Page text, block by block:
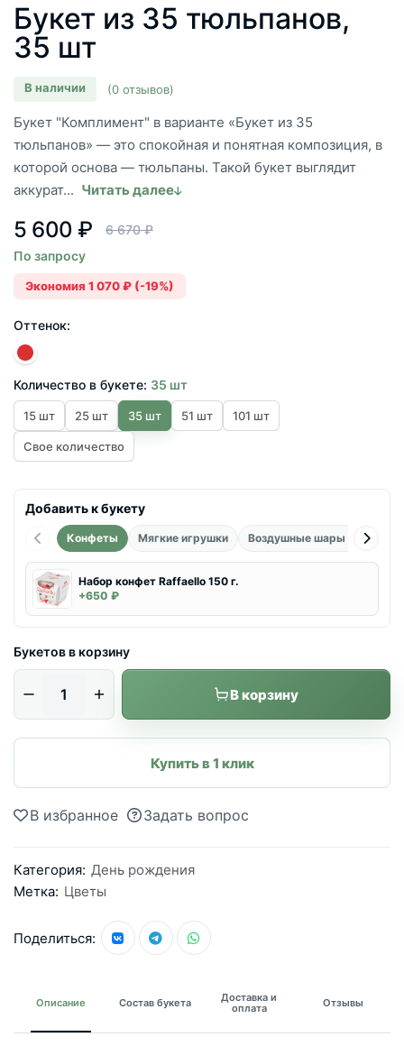
Букет из 35 тюльпанов,
35 шт
В наличии (0 отзывов)
Букет "Комплимент" в варианте «Букет из 35
тюльпанов» — это спокойная и понятная композиция, в
которой основа — тюльпаны. Такой букет выглядит
аккурат... Читать далее
5 600 ₽
6 670 ₽
По запросу
Экономия 1 070 ₽ (-19%)
Оттенок:
Количество в букете: 35 шт
15 шт 25 шт 35 шт 51 шт 101 шт
Свое количество
Добавить к букету
Конфеты Мягкие игрушки Воздушные шары
Набор конфет Raffaello 150 г.
+650 ₽
Букетов в корзину
В корзину
Купить в 1 клик
В избранное Задать вопрос
Категория: День рождения
Метка: Цветы
Поделиться:
Описание Состав букета
Доставка и
оплата
Отзывы